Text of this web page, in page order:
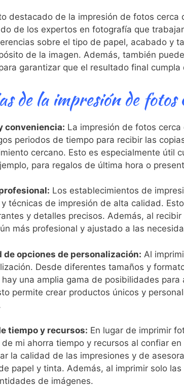
destacado ‌de la impresión de fotos​
de los ⁢expertos en fotografía que
sobre el⁢ tipo de ⁤papel, acabado y
de la imagen. Además, también
garantizar que el resultado final
de la impresión de fotos
conveniencia: La impresión de fotos
periodos de tiempo para recibir las
cercano. Esto ‍es especialmente útil
para regalos ⁣de ⁤última hora o
Los establecimientos de
⁤técnicas de​ impresión de alta calidad.
y detalles precisos. Además, al
más‍ profesional y ajustado a las
de‌ opciones⁢ de personalización: Al
Desde ‍diferentes tamaños y
hay una amplia gama de ⁢posibilidades​
permite crear productos únicos y
tiempo y recursos: En lugar de imprimir
mi ahorra ‌tiempo y recursos al confiar
la​ calidad de⁢ las impresiones y de
papel y tinta. Además,⁤ al imprimir solo
de imágenes.